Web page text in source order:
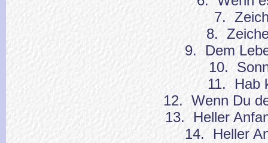
7.
8.
9. Dem
10.
11. Hab
12. Wenn Du
13. Heller
14. Heller